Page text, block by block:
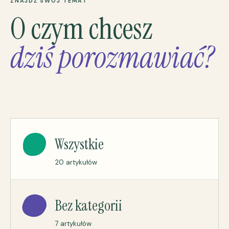
O czym chcesz
dziś porozmawiać?
Wszystkie
20 artykułów
Bez kategorii
7 artykułów